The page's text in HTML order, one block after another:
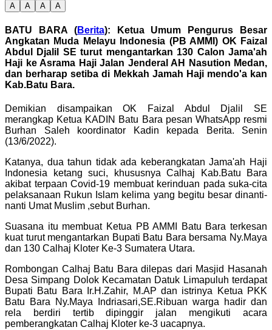
A A A A
BATU BARA (Berita): Ketua Umum Pengurus Besar
Angkatan Muda Melayu Indonesia (PB AMMI) OK Faizal
Abdul Djalil SE turut mengantarkan 130 Calon Jama'ah
Haji ke Asrama Haji Jalan Jenderal AH Nasution Medan,
dan berharap setiba di Mekkah Jamah Haji mendo'a kan
Kab.Batu Bara.
Demikian disampaikan OK Faizal Abdul Djalil SE
merangkap Ketua KADIN Batu Bara pesan WhatsApp resmi
Burhan Saleh koordinator Kadin kepada Berita. Senin
(13/6/2022).
Katanya, dua tahun tidak ada keberangkatan Jama'ah Haji
Indonesia ketang suci, khususnya Calhaj Kab.Batu Bara
akibat terpaan Covid-19 membuat kerinduan pada suka-cita
pelaksanaan Rukun Islam kelima yang begitu besar dinanti-
nanti Umat Muslim ,sebut Burhan.
Suasana itu membuat Ketua PB AMMI Batu Bara terkesan
kuat turut mengantarkan Bupati Batu Bara bersama Ny.Maya
dan 130 Calhaj Kloter Ke-3 Sumatera Utara.
Rombongan Calhaj Batu Bara dilepas dari Masjid Hasanah
Desa Simpang Dolok Kecamatan Datuk Limapuluh terdapat
Bupati Batu Bara Ir.H.Zahir, M.AP dan istrinya Ketua PKK
Batu Bara Ny.Maya Indriasari,SE.Ribuan warga hadir dan
rela berdiri tertib dipinggir jalan mengikuti acara
pemberangkatan Calhaj Kloter ke-3 uacapnya.